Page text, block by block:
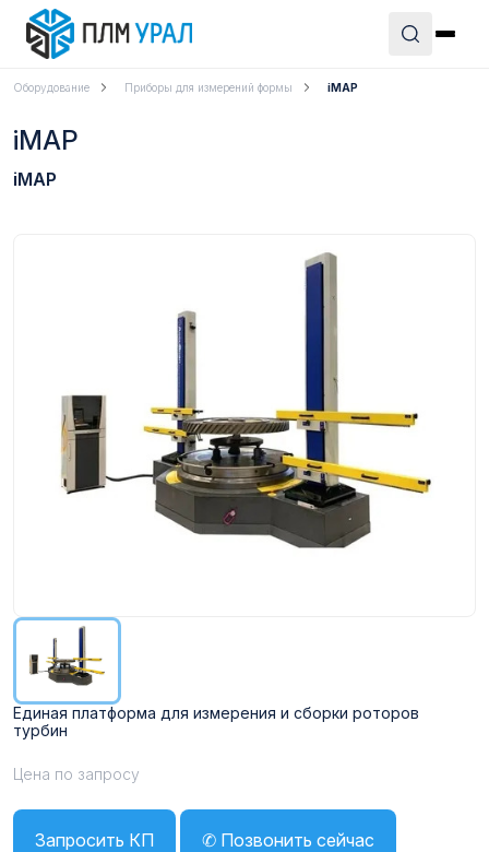
Оборудование Приборы для измерений формы iMAP
iMAP
iMAP
Единая платформа для измерения и сборки роторов
турбин
Цена по запросу
Запросить КП ✆ Позвонить сейчас